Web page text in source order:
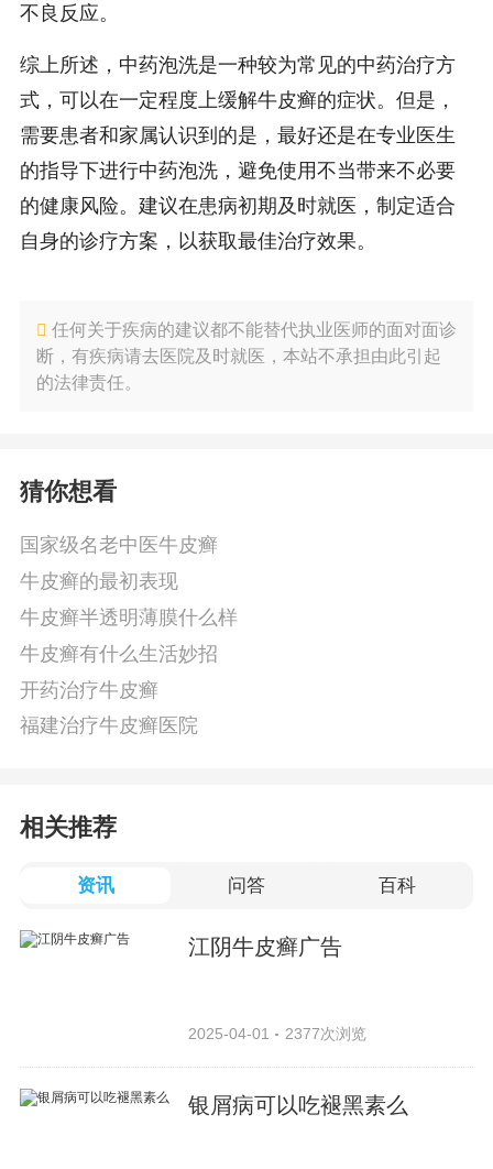
不良反应。
综上所述，中药泡洗是一种较为常见的中药治疗方
式，可以在一定程度上缓解牛皮癣的症状。但是，
需要患者和家属认识到的是，最好还是在专业医生
的指导下进行中药泡洗，避免使用不当带来不必要
的健康风险。建议在患病初期及时就医，制定适合
自身的诊疗方案，以获取最佳治疗效果。
任何关于疾病的建议都不能替代执业医师的面对面诊
断，有疾病请去医院及时就医，本站不承担由此引起
的法律责任。
猜你想看
国家级名老中医牛皮癣
牛皮癣的最初表现
牛皮癣半透明薄膜什么样
牛皮癣有什么生活妙招
开药治疗牛皮癣
福建治疗牛皮癣医院
相关推荐
资讯 问答 百科
江阴牛皮癣广告
2025-04-01 2377次浏览
银屑病可以吃褪黑素么